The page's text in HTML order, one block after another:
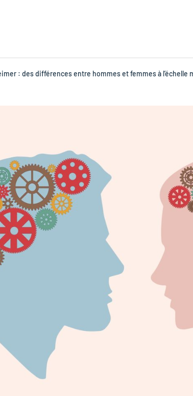
: des différences entre hommes et femmes à l’échelle